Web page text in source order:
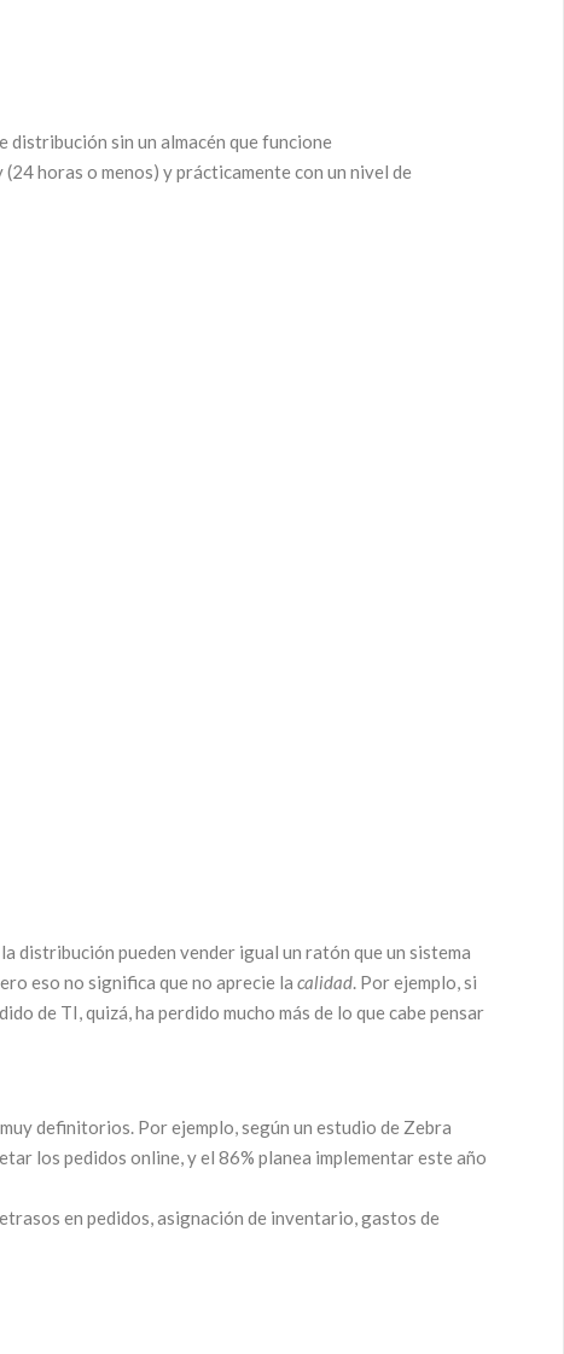
distribución sin un almacén que funcione
horas o menos) y prácticamente con un nivel de
distribución pueden vender igual un ratón que un sistema
eso no significa que no aprecie la calidad. Por ejemplo, si
de TI, quizá, ha perdido mucho más de lo que cabe pensar
definitorios. Por ejemplo, según un estudio de Zebra
los pedidos online, y el 86% planea implementar este año
en pedidos, asignación de inventario, gastos de